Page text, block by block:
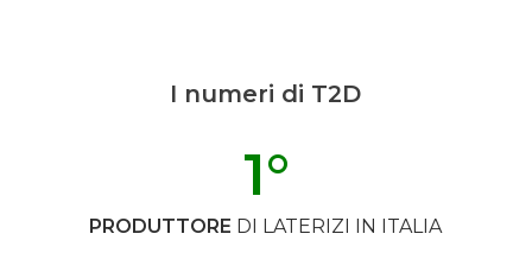
I numeri di T2D
PRODUTTORE DI LATERIZI IN ITALIA
1°